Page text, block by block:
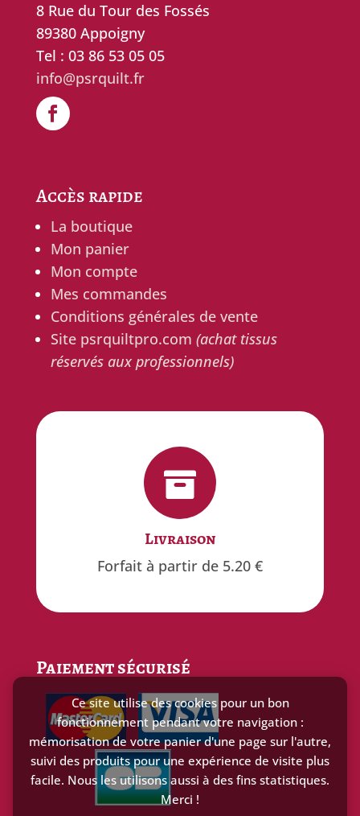
Ce site utilise des cookies pour un bon
fonctionnement pendant votre navigation :
mémorisation de votre panier d'une page sur l'autre,
suivi des produits pour une expérience de visite plus
facile. Nous les utilisons aussi à des fins statistiques.
Merci !
8 Rue du Tour des Fossés
89380 Appoigny
Tel : 03 86 53 05 05
info@psrquilt.fr
Accès rapide
La boutique
Mon panier
Mon compte
Mes commandes
Conditions générales de vente
Site psrquiltpro.com (achat tissus
réservés aux professionnels)

Livraison
Forfait à partir de 5.20 €

Gratuit
Paiement sécurisé